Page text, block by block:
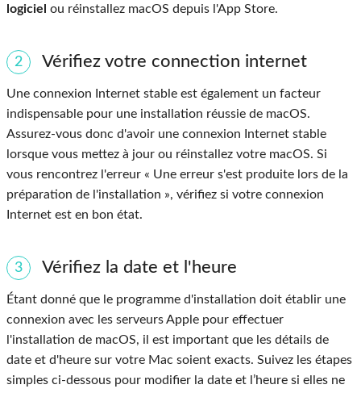
logiciel ou réinstallez macOS depuis l'App Store.
2 Vérifiez votre connection internet
Une connexion Internet stable est également un facteur
indispensable pour une installation réussie de macOS.
Assurez-vous donc d'avoir une connexion Internet stable
lorsque vous mettez à jour ou réinstallez votre macOS. Si
vous rencontrez l'erreur « Une erreur s'est produite lors de la
préparation de l'installation », vérifiez si votre connexion
Internet est en bon état.
3 Vérifiez la date et l'heure
Étant donné que le programme d'installation doit établir une
connexion avec les serveurs Apple pour effectuer
l'installation de macOS, il est important que les détails de
date et d'heure sur votre Mac soient exacts. Suivez les étapes
simples ci-dessous pour modifier la date et l’heure si elles ne